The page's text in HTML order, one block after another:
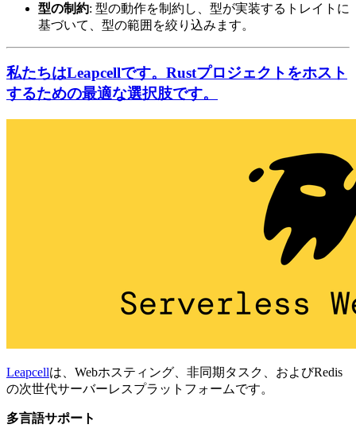
型の制約: 型の動作を制約し、型が実装するトレイトに
基づいて、型の範囲を絞り込みます。
私たちはLeapcellです。Rustプロジェクトをホスト
するための最適な選択肢です。
Leapcellは、Webホスティング、非同期タスク、およびRedis
の次世代サーバーレスプラットフォームです。
多言語サポート